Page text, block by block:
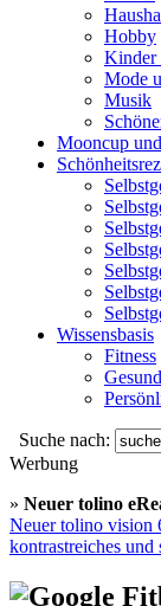
Hobby
Kinder
Mode
Musik
Mooncup
Wissensbasis
Fitness
Suche nach:
Werbung
» Neuer tolino
Neuer tolino vision
kontrastreiches